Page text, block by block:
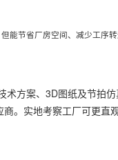
但能节省厂房空间、减少工序
术方案、3D图纸及节拍
。实地考察工厂可更直